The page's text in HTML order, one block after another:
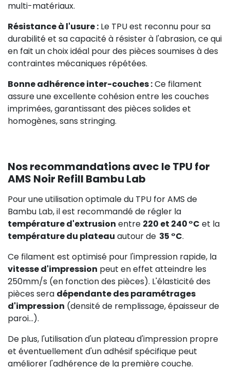
multi-matériaux.
Résistance à l'usure : Le TPU est reconnu pour sa
durabilité et sa capacité à résister à l'abrasion, ce qui
en fait un choix idéal pour des pièces soumises à des
contraintes mécaniques répétées.
Bonne adhérence inter-couches :Ce filament
assure une excellente cohésion entre les couches
imprimées, garantissant des pièces solides et
homogènes, sans stringing.
Nos recommandations avec le TPU for
AMS Noir Refill Bambu Lab
Pour une utilisation optimale du TPU for AMS de
Bambu Lab, il est recommandé de régler la
température d'extrusion entre 220 et 240 °C et la
température du plateau autour de 35 °C.
Ce filament est optimisé pour l'impression rapide, la
vitesse d'impression peut en effet atteindre les
250mm/s (en fonction des pièces). L'élasticité des
pièces sera dépendante des paramétrages
d'impression (densité de remplissage, épaisseur de
paroi...).
De plus, l'utilisation d'un plateau d'impression propre
et éventuellement d'un adhésif spécifique peut
améliorer l'adhérence de la première couche.